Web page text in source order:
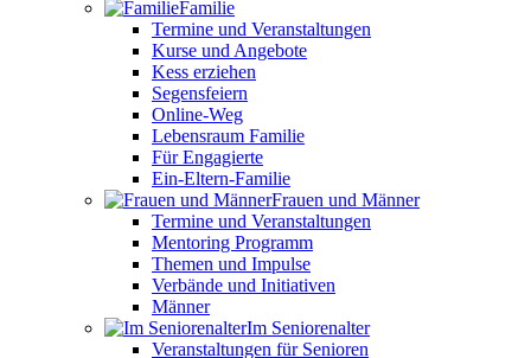
Familie
Termine und Veranstaltungen
Kurse und Angebote
Kess erziehen
Segensfeiern
Online-Weg
Lebensraum Familie
Für Engagierte
Ein-Eltern-Familie
Frauen und Männer
Termine und Veranstaltungen
Mentoring Programm
Themen und Impulse
Verbände und Initiativen
Männer
Im Seniorenalter
Veranstaltungen für Senioren